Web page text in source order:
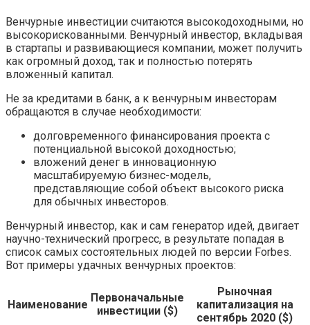
Венчурные инвестиции считаются высокодоходными, но
высокорискованными. Венчурный инвестор, вкладывая
в стартапы и развивающиеся компании, может получить
как огромный доход, так и полностью потерять
вложенный капитал.
Не за кредитами в банк, а к венчурным инвесторам
обращаются в случае необходимости:
долговременного финансирования проекта с
потенциальной высокой доходностью;
вложений денег в инновационную
масштабируемую бизнес-модель,
представляющие собой объект высокого риска
для обычных инвесторов.
Венчурный инвестор, как и сам генератор идей, двигает
научно-технический прогресс, в результате попадая в
список самых состоятельных людей по версии Forbes.
Вот примеры удачных венчурных проектов:
Наименование
Первоначальные
инвестиции ($)
Рыночная
капитализация на
сентябрь 2020 ($)